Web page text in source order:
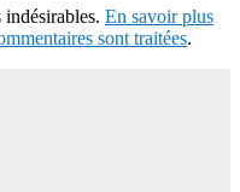
En savoir plus
sont traitées.